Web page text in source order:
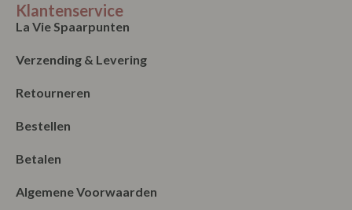
Klantenservice
La Vie Spaarpunten
Verzending & Levering
Retourneren
Bestellen
Betalen
Algemene Voorwaarden